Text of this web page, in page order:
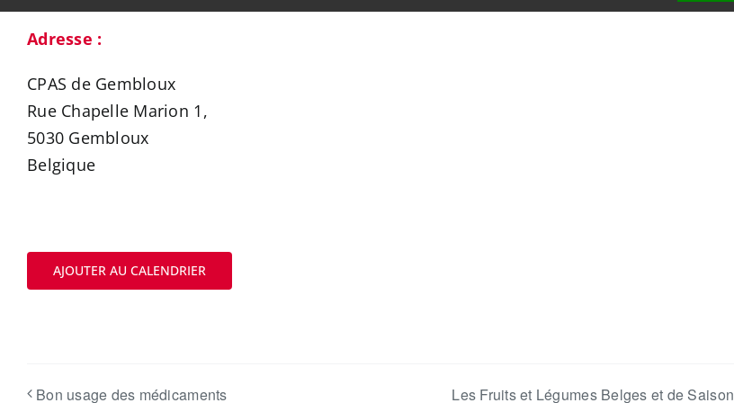
Adresse :
CPAS de Gembloux
Rue Chapelle Marion 1,
5030 Gembloux
Belgique
AJOUTER AU CALENDRIER
Bon usage des médicaments Les Fruits et Légumes Belges et de Saison